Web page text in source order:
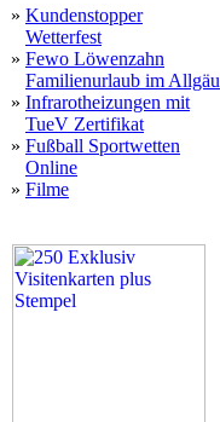
» Kundenstopper
Wetterfest
» Fewo Löwenzahn
Familienurlaub im Allgäu
» Infrarotheizungen mit
TueV Zertifikat
» Fußball Sportwetten
Online
» Filme